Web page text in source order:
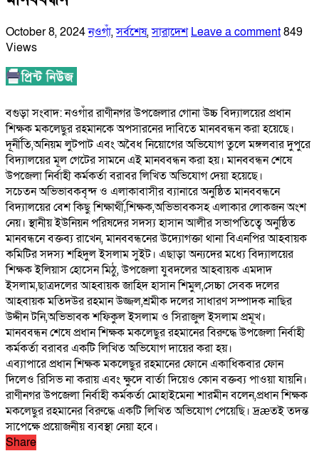
October 8, 2024নওগাঁ,সর্বশেষ,সারাদেশ Leave a comment849
Views
বগুড়া সংবাদ: নওগাঁর রাণীনগর উপজেলার গোনা উচ্চ বিদ্যালয়ের প্রধান
শিক্ষক মকলেছুর রহমানকে অপসারনের দাবিতে মানববন্ধন করা হয়েছে।
দূর্নীতি,অনিয়ম লুটপাট এবং অবৈধ নিয়োগের অভিযোগ তুলে মঙ্গলবার দুপুরে
বিদ্যালয়ের মূল গেটের সামনে এই মানববন্ধন করা হয়। মানববন্ধন শেষে
উপজেলা নির্বাহী কর্মকর্তা বরাবর লিখিত অভিযোগ দেয়া হয়েছে।
সচেতন অভিভাবকবৃন্দ ও এলাকাবাসীর ব্যানারে অনুষ্ঠিত মানববন্ধনে
বিদ্যালয়ের বেশ কিছু শিক্ষার্থী,শিক্ষক,অভিভাবকসহ এলাকার লোকজন অংশ
নেয়। স্থানীয় ইউনিয়ন পরিষদের সদস্য হাসান আলীর সভাপতিত্বে অনুষ্ঠিত
মানবন্ধনে বক্তব্য রাখেন, মানববন্ধনের উদ্যোগক্তা থানা বিএনপির আহবায়ক
কমিটির সদস্য শহিদুল ইসলাম সুইট। এছাড়া অন্যদের মধ্যে বিদ্যালয়ের
শিক্ষক ইলিয়াস হোসেন মিঠু, উপজেলা যুবদলের আহবায়ক এমদাদ
ইসলাম,ছাত্রদলের আহবায়ক জাহিদ হাসান শিমুল,সেচ্চা সেবক দলের
আহবায়ক মতিদউর রহমান উজ্জল,শ্রমীক দলের সাধারণ সম্পাদক নাছির
উদ্দীন টনি,অভিভাবক শফিকুল ইসলাম ও সিরাজুল ইসলাম প্রমূখ।
মানববন্ধন শেষে প্রধান শিক্ষক মকলেছুর রহমানের বিরুদ্ধে উপজেলা নির্বাহী
কর্মকর্তা বরাবর একটি লিখিত অভিযোগ দায়ের করা হয়।
এব্যাপারে প্রধান শিক্ষক মকলেছুর রহমানের ফোনে একাধিকবার ফোন
দিলেও রিসিভ না করায় এবং ক্ষুদে বার্তা দিয়েও কোন বক্তব্য পাওয়া যায়নি।
রাণীনগর উপজেলা নির্বাহী কর্মকর্তা মোহাইমেনা শারমীন বলেন,প্রধান শিক্ষক
মকলেছুর রহমানের বিরুদ্ধে একটি লিখিত অভিযোগ পেয়েছি। দ্রæতই তদন্ত
সাপেক্ষে প্রয়োজনীয় ব্যবস্থা নেয়া হবে।
Share